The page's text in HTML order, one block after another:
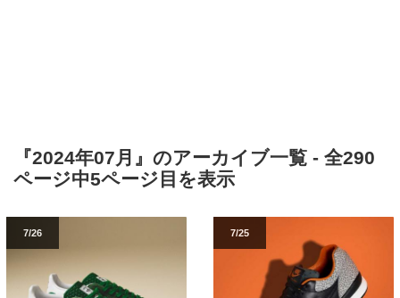
『2024年07月』のアーカイブ一覧 - 全290
ページ中5ページ目を表示
7/26 7/25